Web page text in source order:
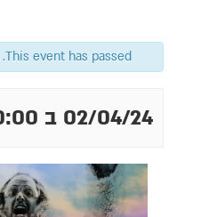
This event has passed.
02/04/24 ב 20:00